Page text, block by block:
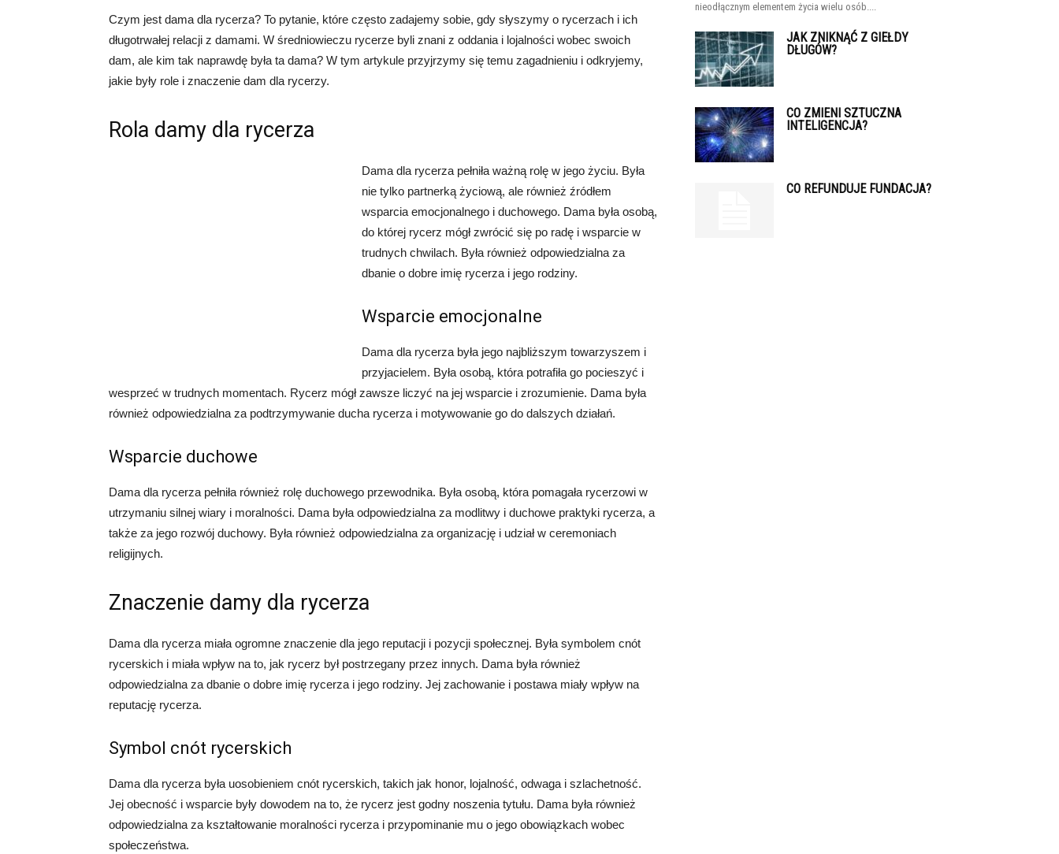
Czym jest dama dla rycerza? To pytanie, które często zadajemy sobie, gdy słyszymy o rycerzach i ich
długotrwałej relacji z damami. W średniowieczu rycerze byli znani z oddania i lojalności wobec swoich
dam, ale kim tak naprawdę była ta dama? W tym artykule przyjrzymy się temu zagadnieniu i odkryjemy,
jakie były role i znaczenie dam dla rycerzy.
Rola damy dla rycerza
Dama dla rycerza pełniła ważną rolę w jego życiu. Była
nie tylko partnerką życiową, ale również źródłem
wsparcia emocjonalnego i duchowego. Dama była osobą,
do której rycerz mógł zwrócić się po radę i wsparcie w
trudnych chwilach. Była również odpowiedzialna za
dbanie o dobre imię rycerza i jego rodziny.
Wsparcie emocjonalne
Dama dla rycerza była jego najbliższym towarzyszem i
przyjacielem. Była osobą, która potrafiła go pocieszyć i
wesprzeć w trudnych momentach. Rycerz mógł zawsze liczyć na jej wsparcie i zrozumienie. Dama była
również odpowiedzialna za podtrzymywanie ducha rycerza i motywowanie go do dalszych działań.
Wsparcie duchowe
Dama dla rycerza pełniła również rolę duchowego przewodnika. Była osobą, która pomagała rycerzowi w
utrzymaniu silnej wiary i moralności. Dama była odpowiedzialna za modlitwy i duchowe praktyki rycerza, a
także za jego rozwój duchowy. Była również odpowiedzialna za organizację i udział w ceremoniach
religijnych.
Znaczenie damy dla rycerza
Dama dla rycerza miała ogromne znaczenie dla jego reputacji i pozycji społecznej. Była symbolem cnót
rycerskich i miała wpływ na to, jak rycerz był postrzegany przez innych. Dama była również
odpowiedzialna za dbanie o dobre imię rycerza i jego rodziny. Jej zachowanie i postawa miały wpływ na
reputację rycerza.
Symbol cnót rycerskich
Dama dla rycerza była uosobieniem cnót rycerskich, takich jak honor, lojalność, odwaga i szlachetność.
Jej obecność i wsparcie były dowodem na to, że rycerz jest godny noszenia tytułu. Dama była również
odpowiedzialna za kształtowanie moralności rycerza i przypominanie mu o jego obowiązkach wobec
społeczeństwa.
nieodłącznym elementem życia wielu osób....
JAK ZNIKNĄĆ Z GIEŁDY
DŁUGÓW?
CO ZMIENI SZTUCZNA
INTELIGENCJA?
CO REFUNDUJE FUNDACJA?